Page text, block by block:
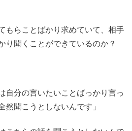
もらことばかり求めていて、相手
り聞くことができているのか？
自分の言いたいことばっかり言っ
然聞こうとしないんです」